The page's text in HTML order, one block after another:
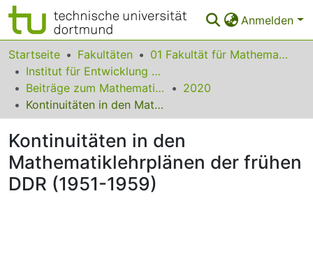
Anmelden
Bereiche & Sammlungen
Das gesamte Repositorium
Statistiken
FAQ
Leitlinien
Zurück zur Startseite
Startseite Fakultäten
01 Fakultät für Mathematik
Institut für Entwicklung und Erforschung des Mathematikunterrichts
Beiträge zum Mathematikunterricht
2020
Kontinuitäten in den Mathematiklehrplänen der frühen DDR (1951-1959)
Kontinuitäten in den
Mathematiklehrplänen der frühen
DDR (1951-1959)